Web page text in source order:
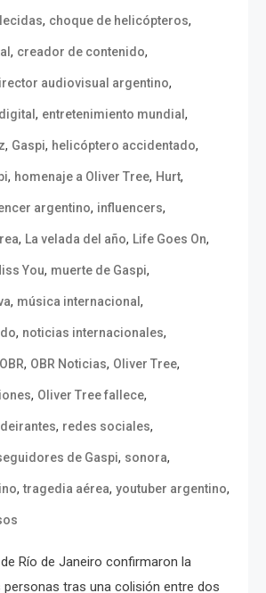
, choque de helicópteros,
, creador de contenido,
audiovisual argentino,
, entretenimiento mundial ,
, Gaspi, helicóptero accidentado,
, homenaje a Oliver Tree, Hurt,
argentino, influencers,
, La velada del año, Life Goes On,
You, muerte de Gaspi,
, música internacional ,
, noticias internacionales,
OBR, OBR Noticias, Oliver Tree,
, Oliver Tree fallece,
, redes sociales,
de Gaspi, sonora,
,tragedia aérea, youtuber argentino,
Río de Janeiro confirmaron la
personas tras una colisión entre dos